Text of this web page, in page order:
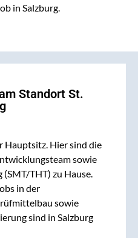
in Salzburg.
Standort St.
Hauptsitz. Hier sind die
sowie
THT) zu Hause.
in der
sowie
sind in Salzburg